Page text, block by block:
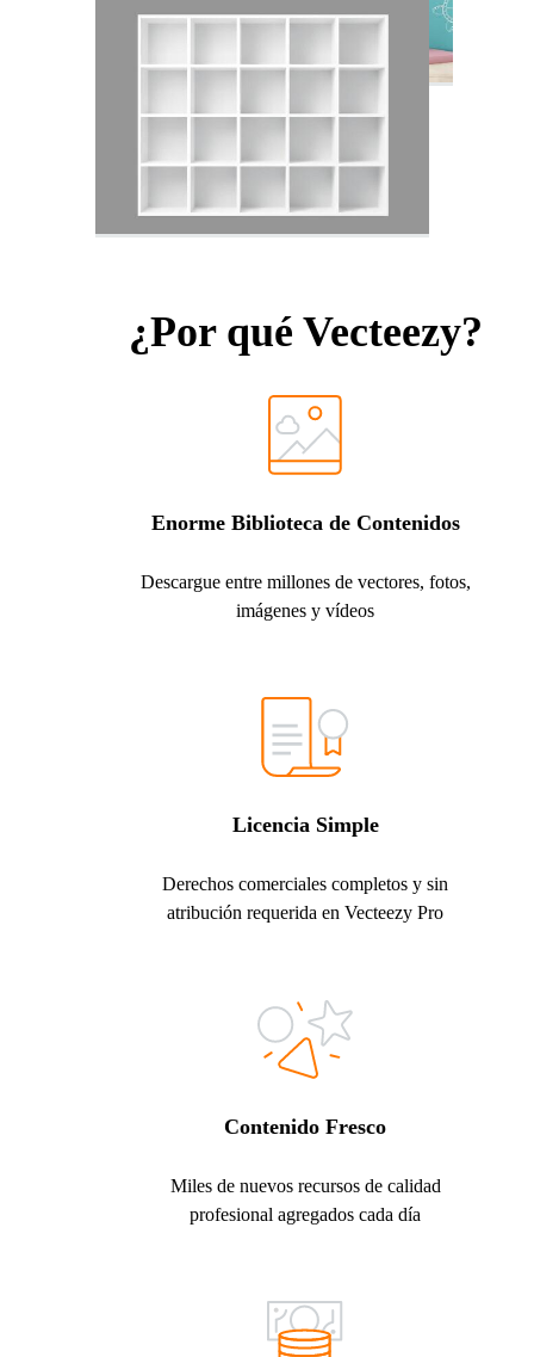
¿Por qué Vecteezy?
Enorme Biblioteca de Contenidos
Descargue entre millones de vectores, fotos,
imágenes y vídeos
Licencia Simple
Derechos comerciales completos y sin
atribución requerida en Vecteezy Pro
Contenido Fresco
Miles de nuevos recursos de calidad
profesional agregados cada día